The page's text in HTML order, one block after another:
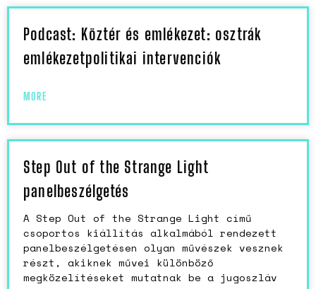
Podcast: Köztér és emlékezet: osztrák
emlékezetpolitikai intervenciók
MORE
Step Out of the Strange Light
panelbeszélgetés
A Step Out of the Strange Light című
csoportos kiállítás alkalmából rendezett
panelbeszélgetésen olyan művészek vesznek
részt, akiknek művei különböző
megközelítéseket mutatnak be a jugoszláv